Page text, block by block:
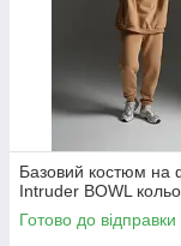
Базовий костюм на
Intruder BOWL
Готово до відправки